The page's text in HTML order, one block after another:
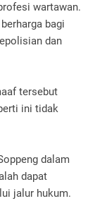
wartawan.
bagi
dan
tersebut
ini tidak
dalam
dapat
jalur hukum.